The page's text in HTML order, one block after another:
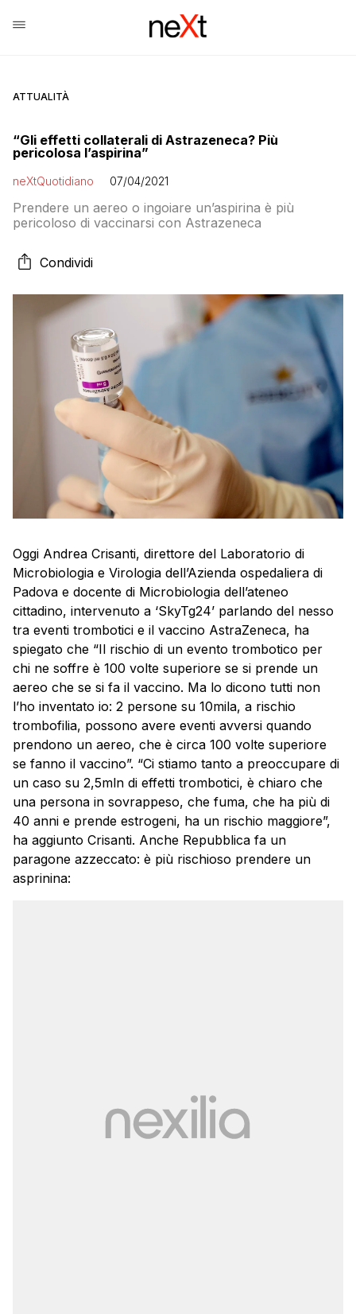
ATTUALITÀ
“Gli effetti collaterali di Astrazeneca? Più
pericolosa l’aspirina”
neXtQuotidiano 07/04/2021
Prendere un aereo o ingoiare un’aspirina è più
pericoloso di vaccinarsi con Astrazeneca
Condividi
Oggi Andrea Crisanti, direttore del Laboratorio di
Microbiologia e Virologia dell’Azienda ospedaliera di
Padova e docente di Microbiologia dell’ateneo
cittadino, intervenuto a ‘SkyTg24’ parlando del nesso
tra eventi trombotici e il vaccino AstraZeneca, ha
spiegato che “Il rischio di un evento trombotico per
chi ne soffre è 100 volte superiore se si prende un
aereo che se si fa il vaccino. Ma lo dicono tutti non
l’ho inventato io: 2 persone su 10mila, a rischio
trombofilia, possono avere eventi avversi quando
prendono un aereo, che è circa 100 volte superiore
se fanno il vaccino”. “Ci stiamo tanto a preoccupare di
un caso su 2,5mln di effetti trombotici, è chiaro che
una persona in sovrappeso, che fuma, che ha più di
40 anni e prende estrogeni, ha un rischio maggiore”,
ha aggiunto Crisanti. Anche Repubblica fa un
paragone azzeccato: è più rischioso prendere un
asprinina: